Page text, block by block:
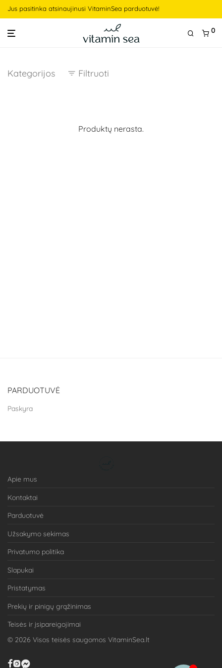
Jus pasitinka atsinaujinusi VitaminSea parduotuvė!
0
Kategorijos Filtruoti
Produktų nerasta.
PARDUOTUVĖ
Paskyra
Apie mus
Kontaktai
Parduotuvė
Užsakymo sekimas
Privatumo politika
Slapukai
Pristatymas
Prekių ir pinigų grąžinimas
Teisės ir įsipareigojimai
© 2026 Visos teisės saugomos VitaminSea.lt